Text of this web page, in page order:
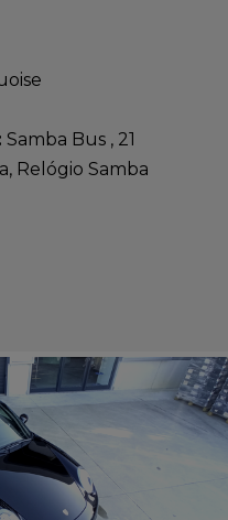
Samba Bus , 21
Relógio Samba